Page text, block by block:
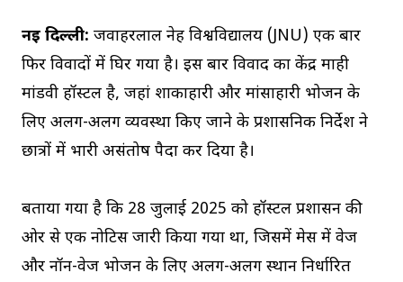
नई दिल्ली: जवाहरलाल नेहरू विश्वविद्यालय (JNU) एक बार
फिर विवादों में घिर गया है। इस बार विवाद का केंद्र माही
मांडवी हॉस्टल है, जहां शाकाहारी और मांसाहारी भोजन के
लिए अलग-अलग व्यवस्था किए जाने के प्रशासनिक निर्देश ने
छात्रों में भारी असंतोष पैदा कर दिया है।
बताया गया है कि 28 जुलाई 2025 को हॉस्टल प्रशासन की
ओर से एक नोटिस जारी किया गया था, जिसमें मेस में वेज
और नॉन-वेज भोजन के लिए अलग-अलग स्थान निर्धारित